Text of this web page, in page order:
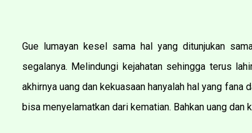
Gue lumayan kesel sama hal yang ditunjukan
segalanya. Melindungi kejahatan sehingga terus
akhirnya uang dan kekuasaan hanyalah hal yang
bisa menyelamatkan dari kematian. Bahkan uang dan